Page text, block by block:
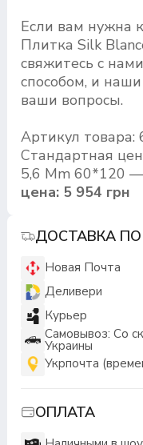
Если вам нужна
Плитка Silk
свяжитесь с
способом, и
ваши вопросы.
Артикул товара:
Стандартная
5,6 Mm 60*120
цена: 5 954 грн
ДОСТАВКА ПО
Новая Почта
Деливери
Курьер
Самовывоз: Со
Украины
Укрпочта
ОПЛАТА